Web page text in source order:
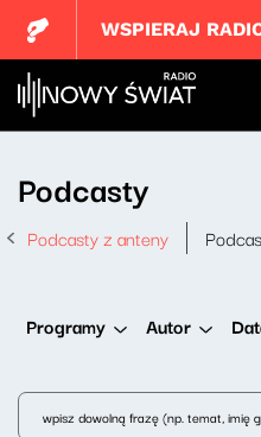
WSPIERAJ
Podcasty
Podcasty z anteny
Programy Autor